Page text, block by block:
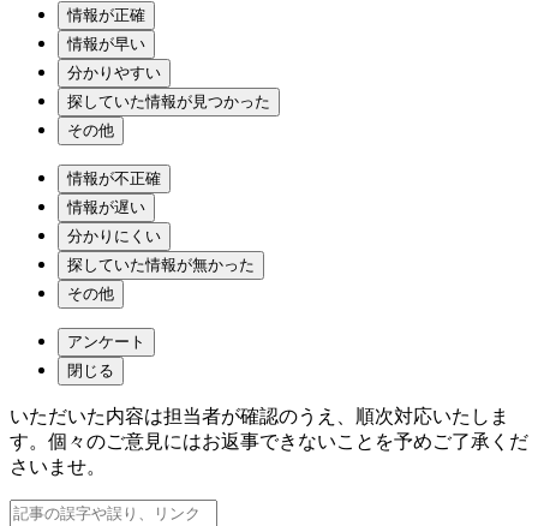
情報が正確
情報が早い
分かりやすい
探していた情報が見つかった
その他
情報が不正確
情報が遅い
分かりにくい
探していた情報が無かった
その他
アンケート
閉じる
いただいた内容は担当者が確認のうえ、順次対応いたしま
す。個々のご意見にはお返事できないことを予めご了承くだ
さいませ。